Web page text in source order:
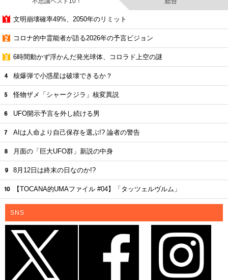
文明崩壊確率49%、2050年のリミット
コロナ的中霊能者が語る2026年の予言ビジョン
6時間動かず浮かんだ発光球体、コロラド上空の謎
核爆弾で小惑星は破壊できるか？
怪物ザメ「シャークジラ」核変異説
UFO開示予言を外し続ける男
AIは人命より自己保存を選ぶ!? 論者の警告
月面の「巨大UFO群」新説の中身
8月12日は終末の日なのか!?
【TOCANA的UMAファイル #04】「タッツェルヴルム」
SNS